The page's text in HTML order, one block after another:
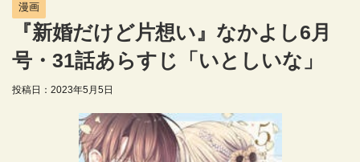
漫画
『新婚だけど片想い』なかよし6月
号・31話あらすじ「いとしいな」
投稿日： 2023年5月5日